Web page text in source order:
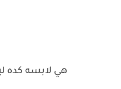
هي لابسه كده